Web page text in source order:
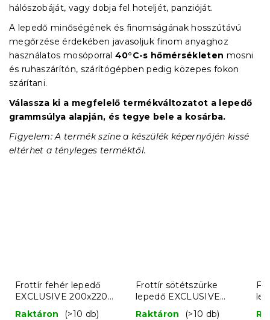
hálószobáját, vagy dobja fel hoteljét, panzióját.
A lepedő minőségének és finomságának hosszútávú
megőrzése érdekében javasoljuk finom anyaghoz
használatos mosóporral 40°C-s hőmérsékleten mosni
és ruhaszárítón, szárítógépben pedig közepes fokon
szárítani.
Válassza ki a megfelelő termékváltozatot a lepedő
grammsúlya alapján, és tegye bele a kosárba.
Figyelem: A termék színe a készülék képernyőjén kissé
eltérhet a tényleges terméktől.
Frottír fehér lepedő
EXCLUSIVE 200x220
cm
Raktáron (>10 db)
Frottír sötétszürke
lepedő EXCLUSIVE
200x220 cm
Raktáron (>10 db)